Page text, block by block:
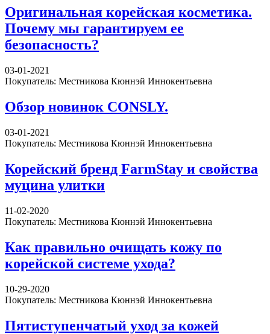
Оригинальная корейская косметика.
Почему мы гарантируем ее
безопасность?
03-01-2021
Покупатель: Местникова Кюннэй Иннокентьевна
Обзор новинок CONSLY.
03-01-2021
Покупатель: Местникова Кюннэй Иннокентьевна
Корейский бренд FarmStay и свойства
муцина улитки
11-02-2020
Покупатель: Местникова Кюннэй Иннокентьевна
Как правильно очищать кожу по
корейской системе ухода?
10-29-2020
Покупатель: Местникова Кюннэй Иннокентьевна
Пятиступенчатый уход за кожей